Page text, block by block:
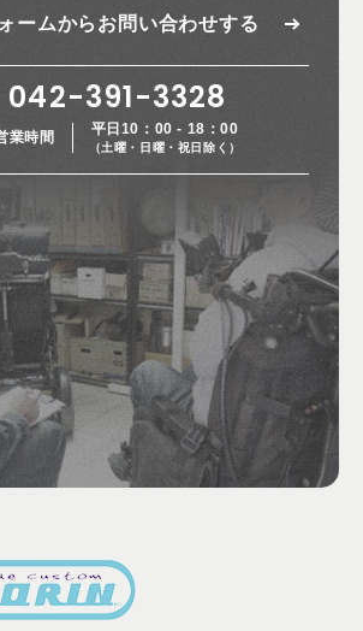
ームから お問い合わせする
042-391-3328
業時間
平日10：00 - 18：00
（土曜・日曜・祝日除く）